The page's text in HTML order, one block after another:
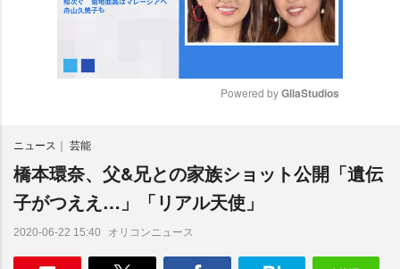
t
e
Powered by GliaStudios
ニュース 芸能
橋本環奈、父&兄との家族ショット公開「遺伝
子がつええ…」「リアル天使」
2020-06-22 15:40 オリコンニュース